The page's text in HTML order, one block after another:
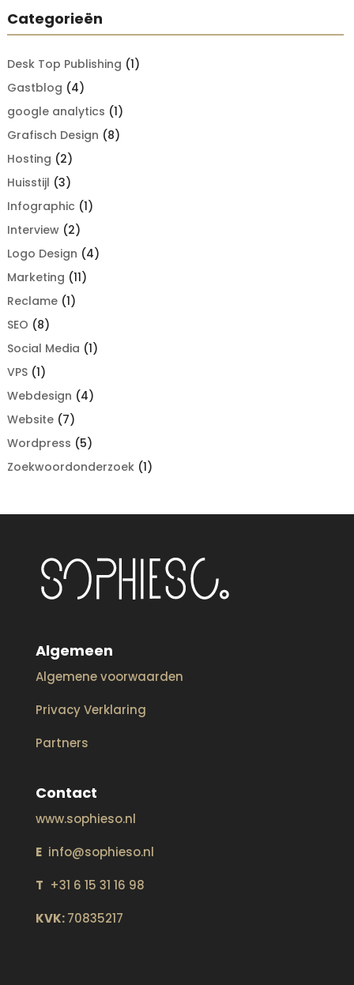
Categorieën
Desk Top Publishing (1)
Gastblog (4)
google analytics (1)
Grafisch Design (8)
Hosting (2)
Huisstijl (3)
Infographic (1)
Interview(2)
Logo Design (4)
Marketing (11)
Reclame(1)
SEO (8)
Social Media (1)
VPS(1)
Webdesign (4)
Website(7)
Wordpress (5)
Zoekwoordonderzoek(1)
Algemeen
Algemene voorwaarden
Privacy Verklaring
Partners
Contact
www.sophieso.nl
Einfo@sophieso.nl
T +31 6 15 31 16 98
KVK:70835217